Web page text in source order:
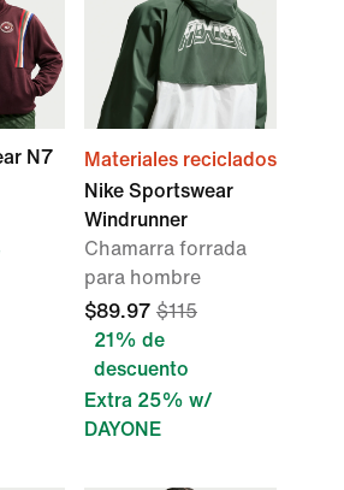
N7
Materiales reciclados
Nike Sportswear
Windrunner
Chamarra forrada
para hombre
$89.97 $115
21% de
descuento
Extra 25% w/
DAYONE